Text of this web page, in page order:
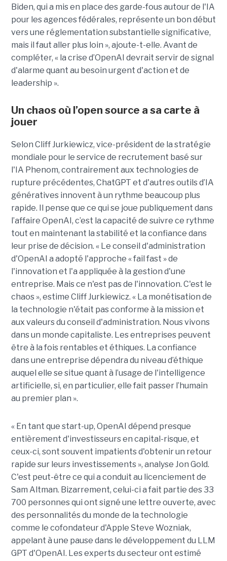
Biden, qui a mis en place des garde-fous autour de l'IA
pour les agences fédérales, représente un bon début
vers une réglementation substantielle significative,
mais il faut aller plus loin », ajoute-t-elle. Avant de
compléter, « la crise d’OpenAI devrait servir de signal
d'alarme quant au besoin urgent d'action et de
leadership ».
Un chaos où l’open source a sa carte à
jouer
Selon Cliff Jurkiewicz, vice-président de la stratégie
mondiale pour le service de recrutement basé sur
l'IA Phenom, contrairement aux technologies de
rupture précédentes, ChatGPT et d'autres outils d’IA
génératives innovent à un rythme beaucoup plus
rapide. Il pense que ce qui se joue publiquement dans
l’affaire OpenAI, c’est la capacité de suivre ce rythme
tout en maintenant la stabilité et la confiance dans
leur prise de décision. « Le conseil d'administration
d'OpenAI a adopté l'approche « fail fast » de
l'innovation et l'a appliquée à la gestion d'une
entreprise. Mais ce n'est pas de l'innovation. C'est le
chaos », estime Cliff Jurkiewicz. « La monétisation de
la technologie n'était pas conforme à la mission et
aux valeurs du conseil d'administration. Nous vivons
dans un monde capitaliste. Les entreprises peuvent
être à la fois rentables et éthiques. La confiance
dans une entreprise dépendra du niveau d’éthique
auquel elle se situe quant à l’usage de l'intelligence
artificielle, si, en particulier, elle fait passer l’humain
au premier plan ».
« En tant que start-up, OpenAI dépend presque
entièrement d'investisseurs en capital-risque, et
ceux-ci, sont souvent impatients d'obtenir un retour
rapide sur leurs investissements », analyse Jon Gold.
C'est peut-être ce qui a conduit au licenciement de
Sam Altman. Bizarrement, celui-ci a fait partie des 33
700 personnes qui ont signé une lettre ouverte, avec
des personnalités du monde de la technologie
comme le cofondateur d'Apple Steve Wozniak,
appelant à une pause dans le développement du LLM
GPT d'OpenAI. Les experts du secteur ont estimé